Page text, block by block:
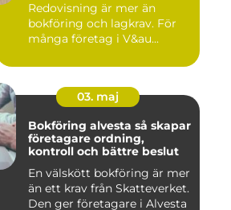
Redovisning är mer än
bokföring och lagkrav. För
många företag i V&au...
03. maj
Bokföring alvesta så skapar
företagare ordning,
kontroll och bättre beslut
En välskött bokföring är mer
än ett krav från Skatteverket.
Den ger företagare i Alvesta